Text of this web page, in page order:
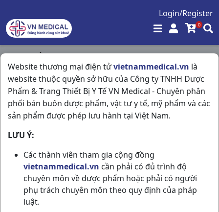
Login/Register
0
Website thương mại điện tửvietnammedical.vn là
website thuộc quyền sở hữu của Công ty TNHH Dược
Phẩm & Trang Thiết Bị Y Tế VN Medical - Chuyên phân
phối bán buôn dược phẩm, vật tư y tế, mỹ phẩm và các
sản phẩm được phép lưu hành tại Việt Nam.
LƯU Ý:
Các thành viên tham gia cộng đồng
vietnammedical.vn cần phải có đủ trình độ
chuyên môn về dược phẩm hoặc phải có người
phụ trách chuyên môn theo quy định của pháp
luật.
Trang chủ / Tiêu Hóa - Gan - Mật - Thận /
Smetstad 3g H30g3,76gr Stella